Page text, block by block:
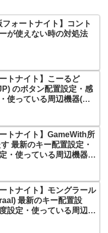
フォートナイト】コント
が使えない時の対処法
ートナイト】こーるど
のボタン配置設定・感
使っている周辺機器(デ
ートナイト】GameWith所
最新のキー配置設定・
・使っている周辺機器
ートナイト】モングラール
最新のキー配置設
設定・使っている周辺機